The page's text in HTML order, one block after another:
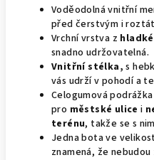
Voděodolná vnitřní
před čerstvým i
Vrchní vrstva z
snadno udržovatelná.
Vnitřní stélka, s
vás udrží v pohodí a
Celogumová
pro městské ulice i
terénu, takže se s
Jedna bota ve
znamená, že